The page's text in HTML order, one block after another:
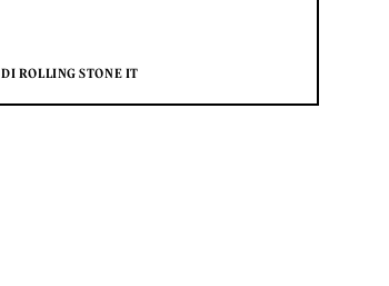
DI ROLLING STONE IT